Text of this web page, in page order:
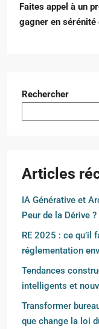
Faites appel à un
gagner en
Rechercher
Articles
IA Générative et
Peur de la Dérive ?
RE 2025 : ce qu’il
réglementation
Tendances
intelligents et
Transformer
que change la loi